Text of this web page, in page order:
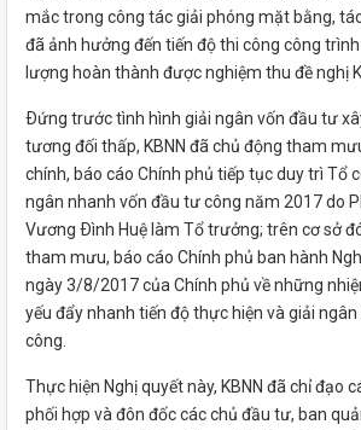
mắc trong công tác giải phóng mặt bằng, tác
đã ảnh hưởng đến tiến độ thi công công
lượng hoàn thành được nghiệm thu đề nghị
Ðứng trước tình hình giải ngân vốn đầu tư
tương đối thấp, KBNN đã chủ động tham
chính, báo cáo Chính phủ tiếp tục duy trì Tổ
ngân nhanh vốn đầu tư công năm 2017 do
Vương Ðình Huệ làm Tổ trưởng; trên cơ sở
tham mưu, báo cáo Chính phủ ban hành
ngày 3/8/2017 của Chính phủ về những
yếu đẩy nhanh tiến độ thực hiện và giải
công.
Thực hiện Nghị quyết này, KBNN đã chỉ đạo
phối hợp và đôn đốc các chủ đầu tư, ban